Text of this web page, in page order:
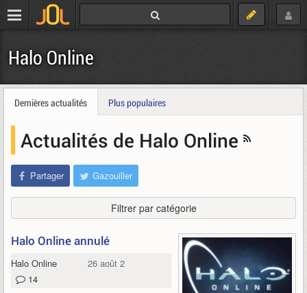
Halo Online
Dernières actualités Plus populaires
Actualités de Halo Online
Partager Gazouiller
Filtrer par catégorie
Halo Online annulé
Halo Online
26 août 2016
14